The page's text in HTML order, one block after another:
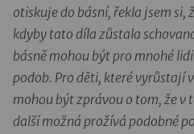
otiskuje do básní, řekla jsem si,
kdyby tato díla zůstala
básně mohou být pro mnohé
podob. Pro děti, které vyrůstají
mohou být zprávou o tom, že v
další možná prožívá podobné